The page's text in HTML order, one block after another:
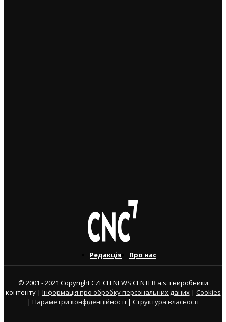
Редакція Про нас
© 2001 - 2021 Copyright CZECH NEWS CENTER a.s. і виробники
контенту | Інформація про обробку персональних даних| Cookies
| Параметри конфіденційності | Структура власності